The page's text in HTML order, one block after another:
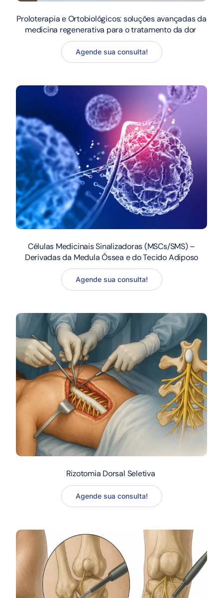
Proloterapia e Ortobiológicos: soluções avançadas da
medicina regenerativa para o tratamento da dor
Agende sua consulta!
Células Medicinais Sinalizadoras (MSCs/SMS) –
Derivadas da Medula Óssea e do Tecido Adiposo
Agende sua consulta!
Rizotomia Dorsal Seletiva
Agende sua consulta!